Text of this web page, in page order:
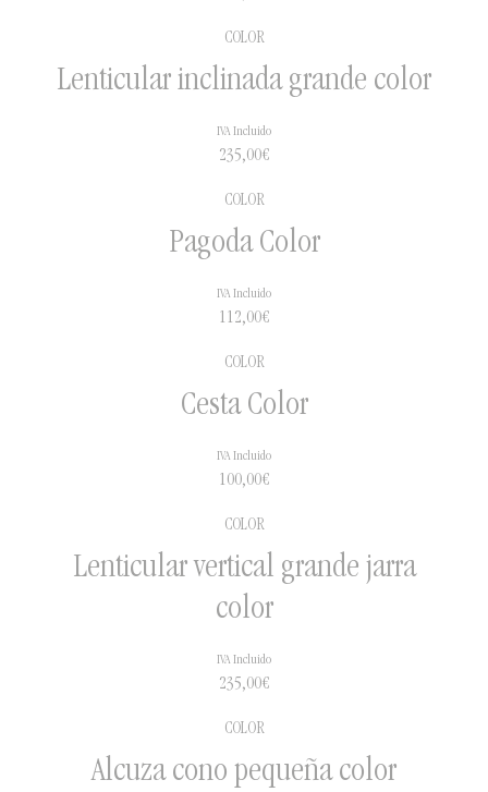
sobre cómo proceder para pedirnos el modelo en
COLOR
Lenticular inclinada grande color
235,00€
IVA Incluido
COLOR
Pagoda Color
112,00€
IVA Incluido
COLOR
Cesta Color
100,00€
IVA Incluido
COLOR
Lenticular vertical grande jarra
color
235,00€
IVA Incluido
COLOR
Alcuza cono pequeña color